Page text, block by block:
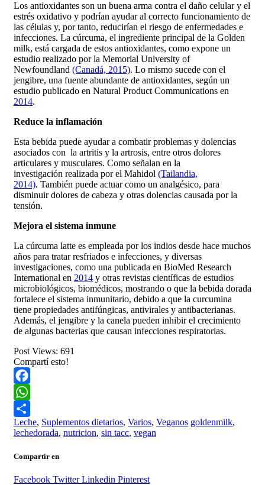
Los antioxidantes son un buena arma contra el daño celular y el
estrés oxidativo y podrían ayudar al correcto funcionamiento de
las células y, por tanto, reducirían el riesgo de enfermedades e
infecciones. La cúrcuma, el ingrediente principal de la Golden
milk, está cargada de estos antioxidantes, como expone un
estudio realizado por la Memorial University of
Newfoundland (Canadá, 2015). Lo mismo sucede con el
jengibre, una fuente abundante de antioxidantes, según un
estudio publicado en Natural Product Communications en
2014.
Reduce la inflamación
Esta bebida puede ayudar a combatir problemas y dolencias
asociados con la artritis y la artrosis, entre otros dolores
articulares y musculares. Como señalan en la
investigación realizada por el Mahidol (Tailandia,
2014). También puede actuar como un analgésico, para
disminuir dolores de cabeza y otras dolencias causada por la
tensión.
Mejora el sistema inmune
La cúrcuma latte es empleada por los indios desde hace muchos
años para tratar resfriados e infecciones, y diversas
investigaciones, como una publicada en BioMed Research
International en 2014 y otras revistas científicas de estudios
microbiológicos, biomédicos, mostrando o que la bebida dorada
fortalece el sistema inmunitario, debido a que la curcumina
tiene propiedades antifúngicas, antivirales y antibacterianas.
Además, el jengibre y la canela pueden inhibir el crecimiento
de algunas bacterias que causan infecciones respiratorias.
Post Views: 691
Compartí esto!
Facebook
WhatsApp
Compartir
Leche, Suplementos dietarios, Varios, Veganos goldenmilk,
lechedorada, nutricion, sin tacc, vegan
Compartir en
Facebook TwitterLinkedin Pinterest